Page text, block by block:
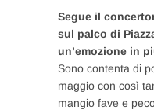
Segue il
sul palco di
un’emozione in
Sono contenta di
maggio con così
mangio fave e